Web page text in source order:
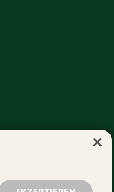
×